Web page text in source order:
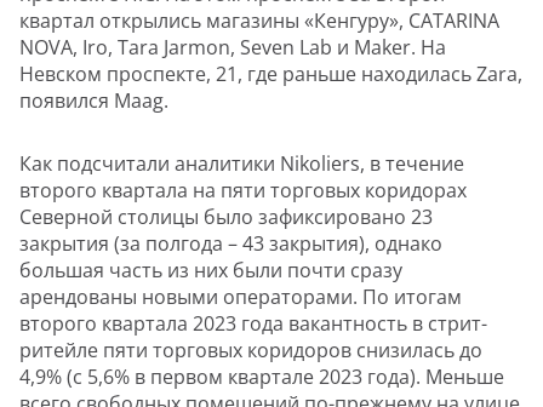
квартал открылись магазины «Кенгуру», CATARINA
NOVA, Iro, Tara Jarmon, Seven Lab и Maker. На
Невском проспекте, 21, где раньше находилась Zara,
появился Maag.
Как подсчитали аналитики Nikoliers, в течение
второго квартала на пяти торговых коридорах
Северной столицы было зафиксировано 23
закрытия (за полгода – 43 закрытия), однако
большая часть из них были почти сразу
арендованы новыми операторами. По итогам
второго квартала 2023 года вакантность в стрит-
ритейле пяти торговых коридоров снизилась до
4,9% (с 5,6% в первом квартале 2023 года). Меньше